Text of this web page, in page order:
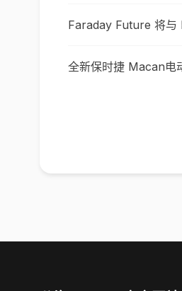
Faraday Future 将与
全新保时捷 Macan电